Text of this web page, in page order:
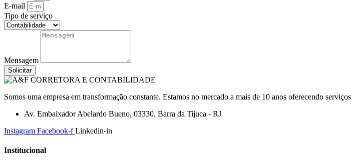
E-mail
Tipo de serviço
Mensagem
Solicitar
Somos uma empresa em transformação constante. Estamos no mercado a mais de 10 anos oferecendo
Av. Embaixador Abelardo Bueno, 03330, Barra da Tijuca - RJ
Instagram Facebook-f Linkedin-in
Institucional